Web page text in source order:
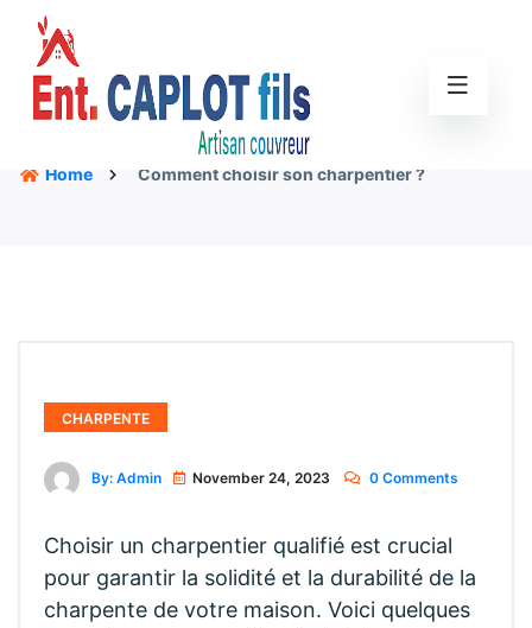
Home Comment choisir son charpentier ?
CHARPENTE
By: Admin November 24, 2023 0 Comments
Choisir un charpentier qualifié est crucial
pour garantir la solidité et la durabilité de la
charpente de votre maison. Voici quelques